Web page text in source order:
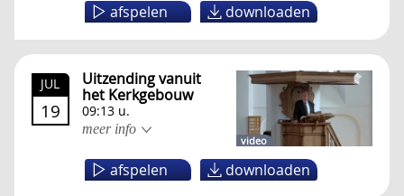
afspelen downloaden
video
JUL
19
Uitzending vanuit
het Kerkgebouw
09:13 u.
meer info
afspelen downloaden